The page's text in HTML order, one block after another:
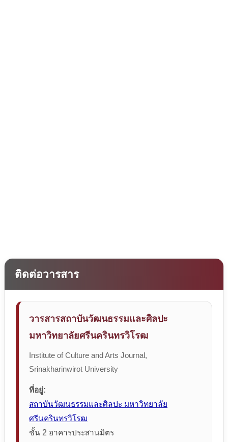
ติดต่อวารสาร
วารสารสถาบันวัฒนธรรมและศิลปะ
มหาวิทยาลัยศรีนครินทรวิโรฒ
Institute of Culture and Arts Journal,
Srinakharinwirot University
ที่อยู่:
สถาบันวัฒนธรรมและศิลปะ มหาวิทยาลัย
ศรีนครินทรวิโรฒ
ชั้น 2 อาคารประสานมิตร